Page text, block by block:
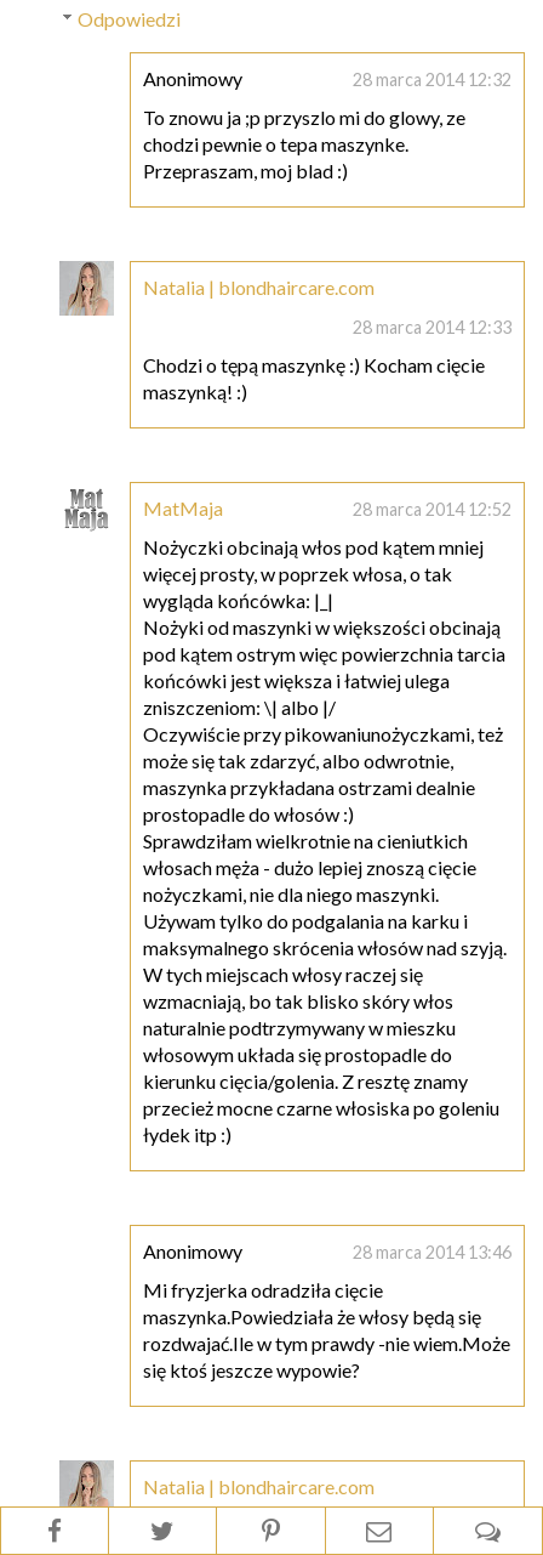
Odpowiedzi
Anonimowy 28 marca 2014 12:32
To znowu ja ;p przyszlo mi do glowy, ze
chodzi pewnie o tepa maszynke.
Przepraszam, moj blad :)
Natalia | blondhaircare.com
28 marca 2014 12:33
Chodzi o tępą maszynkę :) Kocham cięcie
maszynką! :)
MatMaja 28 marca 2014 12:52
Nożyczki obcinają włos pod kątem mniej
więcej prosty, w poprzek włosa, o tak
wygląda końcówka: |_|
Nożyki od maszynki w większości obcinają
pod kątem ostrym więc powierzchnia tarcia
końcówki jest większa i łatwiej ulega
zniszczeniom: \| albo |/
Oczywiście przy pikowaniunożyczkami, też
może się tak zdarzyć, albo odwrotnie,
maszynka przykładana ostrzami dealnie
prostopadle do włosów :)
Sprawdziłam wielkrotnie na cieniutkich
włosach męża - dużo lepiej znoszą cięcie
nożyczkami, nie dla niego maszynki.
Używam tylko do podgalania na karku i
maksymalnego skrócenia włosów nad szyją.
W tych miejscach włosy raczej się
wzmacniają, bo tak blisko skóry włos
naturalnie podtrzymywany w mieszku
włosowym układa się prostopadle do
kierunku cięcia/golenia. Z resztę znamy
przecież mocne czarne włosiska po goleniu
łydek itp :)
Anonimowy 28 marca 2014 13:46
Mi fryzjerka odradziła cięcie
maszynka.Powiedziała że włosy będą się
rozdwajać.Ile w tym prawdy -nie wiem.Może
się ktoś jeszcze wypowie?
Natalia | blondhaircare.com
28 marca 2014 13:48